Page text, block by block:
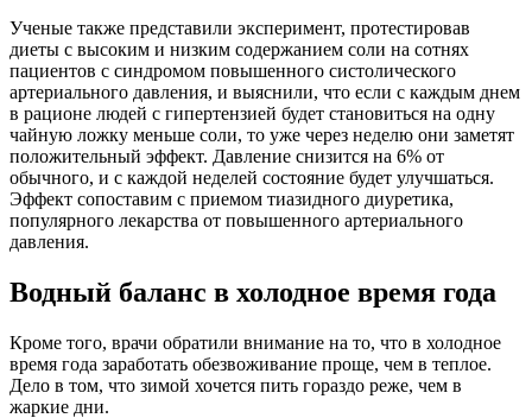
Ученые также представили эксперимент, протестировав
диеты с высоким и низким содержанием соли на сотнях
пациентов с синдромом повышенного систолического
артериального давления, и выяснили, что если с каждым днем
в рационе людей с гипертензией будет становиться на одну
чайную ложку меньше соли, то уже через неделю они заметят
положительный эффект. Давление снизится на 6% от
обычного, и с каждой неделей состояние будет улучшаться.
Эффект сопоставим с приемом тиазидного диуретика,
популярного лекарства от повышенного артериального
давления.
Водный баланс в холодное время года
Кроме того, врачи обратили внимание на то, что в холодное
время года заработать обезвоживание проще, чем в теплое.
Дело в том, что зимой хочется пить гораздо реже, чем в
жаркие дни.